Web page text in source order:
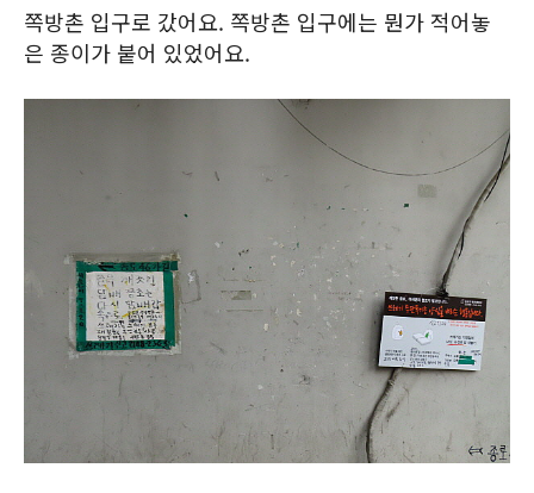
쪽방촌 입구로 갔어요. 쪽방촌 입구에는 뭔가 적어놓
은 종이가 붙어 있었어요.